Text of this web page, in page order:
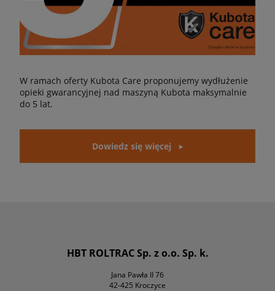
W ramach oferty Kubota Care proponujemy wydłużenie
opieki gwarancyjnej nad maszyną Kubota maksymalnie
do 5 lat.
Dowiedz się więcej
HBT ROLTRAC Sp. z o.o. Sp. k.
Jana Pawła II 76
42-425 Kroczyce